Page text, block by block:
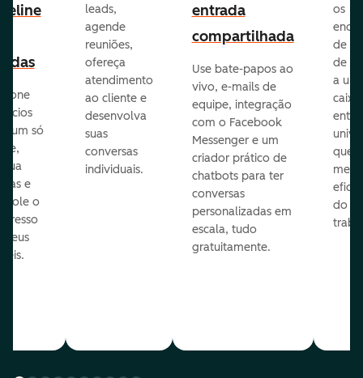
um só
e
o
seus
leads,
agende
reuniões,
ofereça
atendimento
ao cliente e
desenvolva
suas
conversas
individuais.
entrada
compartilhada
Use bate-papos ao
vivo, e-mails de
equipe, integração
com o Facebook
Messenger e um
criador prático de
chatbots para ter
conversas
personalizadas em
escala, tudo
gratuitamente.
os
de
de
a
caixa
que
do